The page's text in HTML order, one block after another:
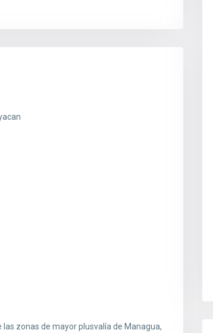
zonas de mayor plusvalía de Managua,